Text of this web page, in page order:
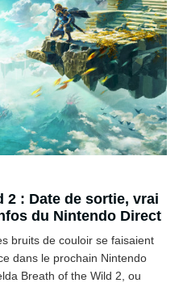
2 : Date de sortie, vrai
du Nintendo Direct
bruits de couloir se faisaient
dans le prochain Nintendo
Breath of the Wild 2, ou